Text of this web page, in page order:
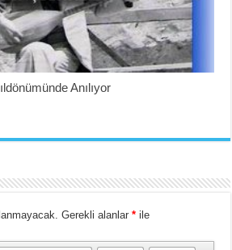
Anılıyor
Gerekli alanlar* ile